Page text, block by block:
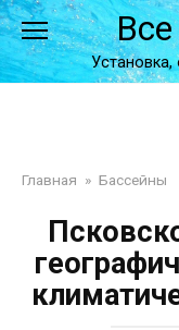
Перейти
к
контенту
Все
Установка,
Главная » Бассейны